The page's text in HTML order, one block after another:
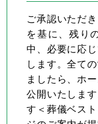
ご承認いただ
を基に、残り
中、必要に応
します。全て
ましたら、ホ
公開いたしま
す＜葬儀ベス